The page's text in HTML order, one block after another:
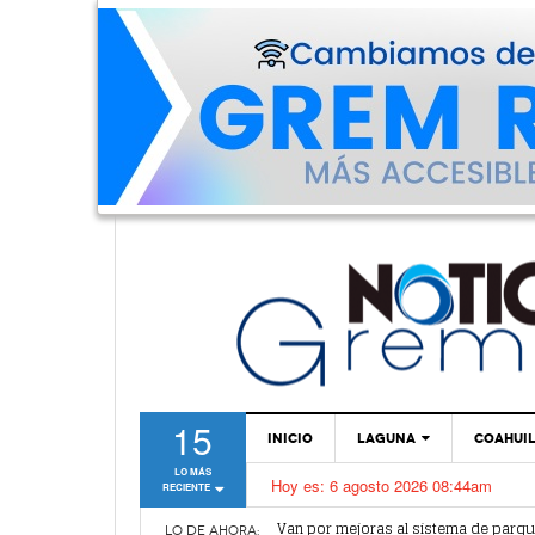
15
LO MÁS
RECIENTE
INICIO LAGUNA
TORREÓN
GÓMEZ PALACIO
Hoy es: 6 agosto 2026 08:44am
LO DE AHORA:
Van por mejoras al sistema de